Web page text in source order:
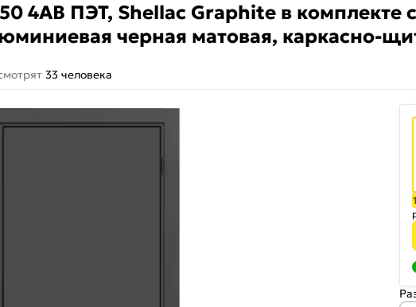
4AB ПЭТ, Shellac Graphite в комплекте
черная матовая, каркасно-
33 человека